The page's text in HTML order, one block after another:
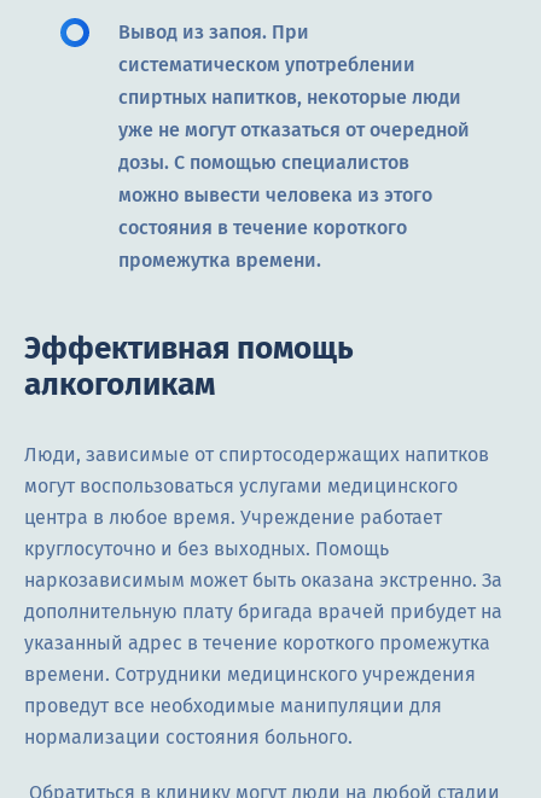
Вывод из запоя. При
систематическом употреблении
спиртных напитков, некоторые люди
уже не могут отказаться от очередной
дозы. С помощью специалистов
можно вывести человека из этого
состояния в течение короткого
промежутка времени.
Эффективная помощь
алкоголикам
Люди, зависимые от спиртосодержащих напитков
могут воспользоваться услугами медицинского
центра в любое время. Учреждение работает
круглосуточно и без выходных. Помощь
наркозависимым может быть оказана экстренно. За
дополнительную плату бригада врачей прибудет на
указанный адрес в течение короткого промежутка
времени. Сотрудники медицинского учреждения
проведут все необходимые манипуляции для
нормализации состояния больного.
Обратиться в клинику могут люди на любой стадии